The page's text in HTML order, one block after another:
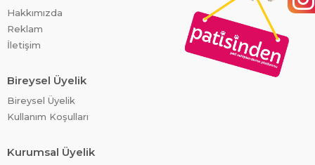
Hakkımızda
Reklam
İletişim
Bireysel Üyelik
Bireysel Üyelik
Kullanım Koşulları
Kurumsal Üyelik